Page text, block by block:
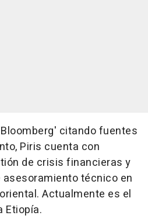
citando fuentes
Piris cuenta con
de crisis financieras y
técnico en
Actualmente es el
Etiopía.